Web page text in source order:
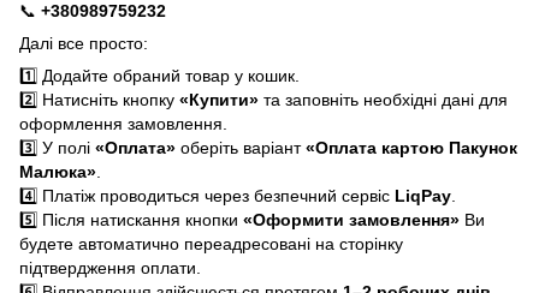
📞 +380989759232
Далі все просто:
1️⃣ Додайте обраний товар у кошик.
2️⃣ Натисніть кнопку «Купити» та заповніть необхідні дані для
оформлення замовлення.
3️⃣ У полі «Оплата» оберіть варіант«Оплата картою Пакунок
Малюка».
4️⃣ Платіж проводиться через безпечний сервіс LiqPay.
5️⃣ Після натискання кнопки «Оформити замовлення» Ви
будете автоматично переадресовані на сторінку
підтвердження оплати.